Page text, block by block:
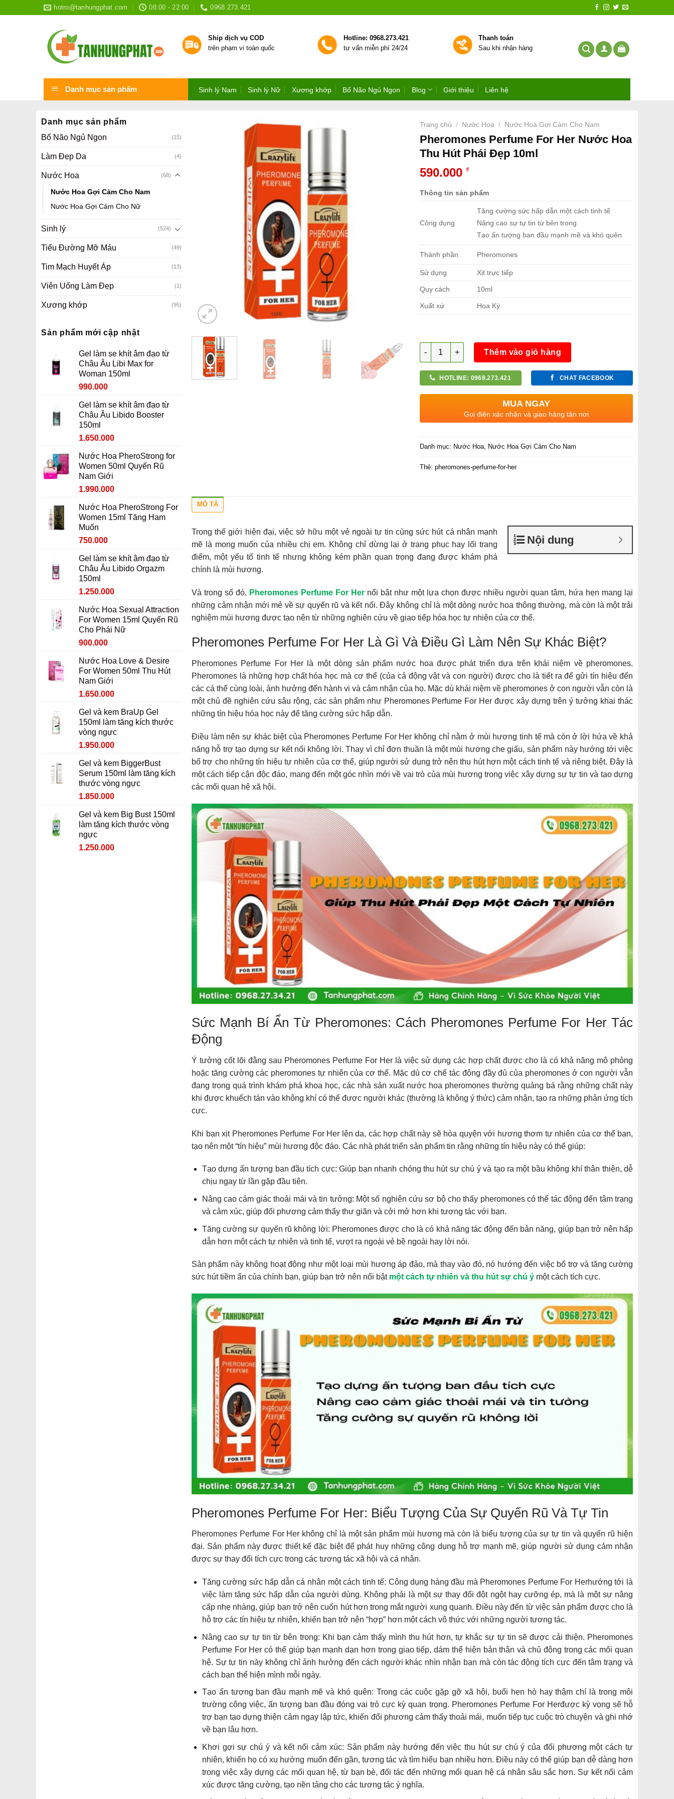
hotro@tanhungphat.com 08:00 - 22:00 0968.273.421
Ship dịch vụ COD
trên phạm vi toàn quốc
Hotline: 0968.273.421
tư vấn miễn phí 24/24
Thanh toán
Sau khi nhận hàng
Danh mục sản phẩm Sinh lý Nam Sinh lý Nữ Xương khớp Bổ Não Ngủ Ngon Blog Giới thiệu Liên hệ
Danh mục sản phẩm
Bổ Não Ngủ Ngon
(15)
Làm Đẹp Da (4)
Nước Hoa (68)
Nước Hoa Gợi Cảm Cho Nam
Nước Hoa Gợi Cảm Cho Nữ
Sinh lý (524)
Tiểu Đường Mỡ Máu (49)
Tim Mạch Huyết Áp (13)
Viên Uống Làm Đẹp (1)
Xương khớp (95)
Sản phẩm mới cập nhật
Gel làm se khít âm đạo từ
Châu Âu Libi Max for
Woman 150ml
Giá
là:
1.190.000 ₫.
990.000
tại
là:
Gel làm se khít âm đạo từ
Châu Âu Libido Booster
150ml
Giá
là:
1.850.000 ₫.
1.650.000
tại
là:
Nước Hoa PheroStrong for
Women 50ml Quyến Rũ
Nam Giới
Giá
là:
2.190.000 ₫.
1.990.000
tại
là:
Nước Hoa PheroStrong For
Women 15ml Tăng Ham
Muốn
Giá
là:
950.000 ₫.
750.000
tại
là:
Gel làm se khít âm đạo từ
Châu Âu Libido Orgazm
150ml
Giá
là:
1.450.000 ₫.
1.250.000
tại
là:
1.250.000 ₫.
Nước Hoa Sexual Attraction
For Women 15ml Quyến Rũ
Cho Phái Nữ
Giá
là:
1.100.000 ₫.
900.000
tại
là:
900.000 ₫.
Nước Hoa Love & Desire
For Women 50ml Thu Hút
Nam Giới
Giá
là:
1.850.000 ₫.
1.650.000
tại
là:
1.650.000 ₫.
Gel và kem BraUp Gel
150ml làm tăng kích thước
vòng ngực
Giá
là:
2.150.000 ₫.
1.950.000
tại
là:
1.950.000 ₫.
Gel và kem BiggerBust
Serum 150ml làm tăng kích
thước vòng ngực
Giá
là:
2.050.000 ₫.
1.850.000
tại
là:
Gel và kem Big Bust 150ml
làm tăng kích thước vòng
ngực
Giá
1.250.000
Trang chủ / Nước Hoa / Nước Hoa Gợi Cảm Cho Nam
Pheromones Perfume For Her Nước Hoa
Thu Hút Phái Đẹp 10ml
590.000 ₫
Thông tin sản phẩm
Công dụng
Tăng cường sức hấp dẫn một cách tinh tế
Nâng cao sự tự tin từ bên trong
Tạo ấn tượng ban đầu mạnh mẽ và khó quên
Thành phần Pheromones
Sử dụng Xịt trực tiếp
Quy cách 10ml
Xuất xứ Hoa Kỳ
Số lượng
Thêm vào giỏ hàng
HOTLINE: 0968.273.421 CHAT FACEBOOK
MUA NGAY
Gọi điện xác nhận và giao hàng tận nơi
Danh mục: Nước Hoa Nước Hoa Gợi Cảm Cho Nam
Thẻ: pheromones-perfume-for-her
MÔ TẢ
Nội dung
Trong thế giới hiện đại, việc sở hữu một vẻ ngoài tự tin cùng sức hút cá nhân mạnh
mẽ là mong muốn của nhiều chị em. Không chỉ dừng lại ở trang phục hay lối trang
điểm, một yếu tố tinh tế nhưng không kém phần quan trọng đang được khám phá
chính là mùi hương.
Và trong số đó, Pheromones Perfume For Her nổi bật như một lựa chọn được nhiều người quan tâm, hứa hẹn mang lại
những cảm nhận mới mẻ về sự quyến rũ và kết nối. Đây không chỉ là một dòng nước hoa thông thường, mà còn là một trải
nghiệm mùi hương được tạo nên từ những nghiên cứu về giao tiếp hóa học tự nhiên của cơ thể.
Pheromones Perfume For Her Là Gì Và Điều Gì Làm Nên Sự Khác Biệt?
Pheromones Perfume For Her là một dòng sản phẩm nước hoa được phát triển dựa trên khái niệm về pheromones.
Pheromones là những hợp chất hóa học mà cơ thể (của cả động vật và con người) được cho là tiết ra để gửi tín hiệu đến
các cá thể cùng loài, ảnh hưởng đến hành vi và cảm nhận của họ. Mặc dù khái niệm về pheromones ở con người vẫn còn là
một chủ đề nghiên cứu sâu rộng, các sản phẩm như Pheromones Perfume For Her được xây dựng trên ý tưởng khai thác
những tín hiệu hóa học này để tăng cường sức hấp dẫn.
Điều làm nên sự khác biệt của Pheromones Perfume For Her không chỉ nằm ở mùi hương tinh tế mà còn ở lời hứa về khả
năng hỗ trợ tạo dựng sự kết nối không lời. Thay vì chỉ đơn thuần là một mùi hương che giấu, sản phẩm này hướng tới việc
bổ trợ cho những tín hiệu tự nhiên của cơ thể, giúp người sử dụng trở nên thu hút hơn một cách tinh tế và riêng biệt. Đây là
một cách tiếp cận độc đáo, mang đến một góc nhìn mới về vai trò của mùi hương trong việc xây dựng sự tự tin và tạo dựng
các mối quan hệ xã hội.
Sức Mạnh Bí Ẩn Từ Pheromones: Cách Pheromones Perfume For Her Tác
Động
Ý tưởng cốt lõi đằng sau Pheromones Perfume For Her là việc sử dụng các hợp chất được cho là có khả năng mô phỏng
hoặc tăng cường các pheromones tự nhiên của cơ thể. Mặc dù cơ chế tác động đầy đủ của pheromones ở con người vẫn
đang trong quá trình khám phá khoa học, các nhà sản xuất nước hoa pheromones thường quảng bá rằng những chất này
khi được khuếch tán vào không khí có thể được người khác (thường là không ý thức) cảm nhận, tạo ra những phản ứng tích
cực.
Khi bạn xịt Pheromones Perfume For Her lên da, các hợp chất này sẽ hòa quyện với hương thơm tự nhiên của cơ thể bạn,
tạo nên một “tín hiệu” mùi hương độc đáo. Các nhà phát triển sản phẩm tin rằng những tín hiệu này có thể giúp:
Tạo dựng ấn tượng ban đầu tích cực: Giúp bạn nhanh chóng thu hút sự chú ý và tạo ra một bầu không khí thân thiện, dễ
chịu ngay từ lần gặp đầu tiên.
Nâng cao cảm giác thoải mái và tin tưởng: Một số nghiên cứu sơ bộ cho thấy pheromones có thể tác động đến tâm trạng
và cảm xúc, giúp đối phương cảm thấy thư giãn và cởi mở hơn khi tương tác với bạn.
Tăng cường sự quyến rũ không lời: Pheromones được cho là có khả năng tác động đến bản năng, giúp bạn trở nên hấp
dẫn hơn một cách tự nhiên và tinh tế, vượt ra ngoài vẻ bề ngoài hay lời nói.
Sản phẩm này không hoạt động như một loại mùi hương áp đảo, mà thay vào đó, nó hướng đến việc bổ trợ và tăng cường
sức hút tiềm ẩn của chính bạn, giúp bạn trở nên nổi bật một cách tự nhiên và thu hút sự chú ý một cách tích cực.
Pheromones Perfume For Her: Biểu Tượng Của Sự Quyến Rũ Và Tự Tin
Pheromones Perfume For Her không chỉ là một sản phẩm mùi hương mà còn là biểu tượng của sự tự tin và quyến rũ hiện
đại. Sản phẩm này được thiết kế đặc biệt để phát huy những công dụng hỗ trợ mạnh mẽ, giúp người sử dụng cảm nhận
được sự thay đổi tích cực trong các tương tác xã hội và cá nhân.
Tăng cường sức hấp dẫn cá nhân một cách tinh tế: Công dụng hàng đầu mà Pheromones Perfume For Herhướng tới là
việc làm tăng sức hấp dẫn của người dùng. Không phải là một sự thay đổi đột ngột hay cưỡng ép, mà là một sự nâng
cấp nhẹ nhàng, giúp bạn trở nên cuốn hút hơn trong mắt người xung quanh. Điều này đến từ việc sản phẩm được cho là
hỗ trợ các tín hiệu tự nhiên, khiến bạn trở nên “hợp” hơn một cách vô thức với những người tương tác.
Nâng cao sự tự tin từ bên trong: Khi bạn cảm thấy mình thu hút hơn, tự khắc sự tự tin sẽ được cải thiện. Pheromones
Perfume For Her có thể giúp bạn mạnh dạn hơn trong giao tiếp, dám thể hiện bản thân và chủ động trong các mối quan
hệ. Sự tự tin này không chỉ ảnh hưởng đến cách người khác nhìn nhận bạn mà còn tác động tích cực đến tâm trạng và
cách bạn thể hiện mình mỗi ngày.
Tạo ấn tượng ban đầu mạnh mẽ và khó quên: Trong các cuộc gặp gỡ xã hội, buổi hẹn hò hay thậm chí là trong môi
trường công việc, ấn tượng ban đầu đóng vai trò cực kỳ quan trọng. Pheromones Perfume For Herđược kỳ vọng sẽ hỗ
trợ bạn tạo dựng thiện cảm ngay lập tức, khiến đối phương cảm thấy thoải mái, muốn tiếp tục cuộc trò chuyện và ghi nhớ
về bạn lâu hơn.
Khơi gợi sự chú ý và kết nối cảm xúc: Sản phẩm này hướng đến việc thu hút sự chú ý của đối phương một cách tự
nhiên, khiến họ có xu hướng muốn đến gần, tương tác và tìm hiểu bạn nhiều hơn. Điều này có thể giúp bạn dễ dàng hơn
trong việc xây dựng các mối quan hệ, từ bạn bè, đối tác đến những mối quan hệ cá nhân sâu sắc hơn. Sự kết nối cảm
xúc được tăng cường, tạo nền tảng cho các tương tác ý nghĩa.